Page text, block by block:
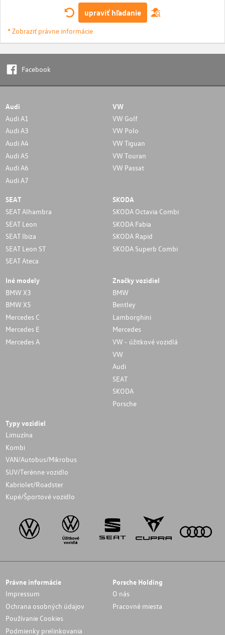
upraviť hľadanie
* Zobraziť právne informácie
Facebook
Audi
Audi A1
Audi A3
Audi A4
Audi A5
Audi A6
Audi A7
VW
VW Golf
VW Polo
VW Tiguan
VW Touran
VW Passat
SEAT
SEAT Alhambra
SEAT Leon
SEAT Ibiza
SEAT Leon ST
SEAT Ateca
SKODA
SKODA Octavia Combi
SKODA Fabia
SKODA Rapid
SKODA Superb Combi
Iné modely
BMW X3
BMW X5
Mercedes C
Mercedes E
Mercedes A
Značky vozidiel
BMW
Bentley
Lamborghini
Mercedes
VW - úžitkové vozidlá
VW
Audi
SEAT
SKODA
Porsche
Typy vozidiel
Limuzína
Kombi
VAN/Autobus/Mikrobus
SUV/Terénne vozidlo
Kabriolet/Roadster
Kupé/Športové vozidlo
Právne informácie
Impressum
Ochrana osobných údajov
Používanie Cookies
Podmienky prelinkovania
Porsche Holding
O nás
Pracovné miesta